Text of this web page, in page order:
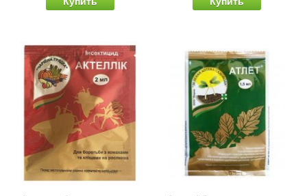
Элитные семена в банках
Архив